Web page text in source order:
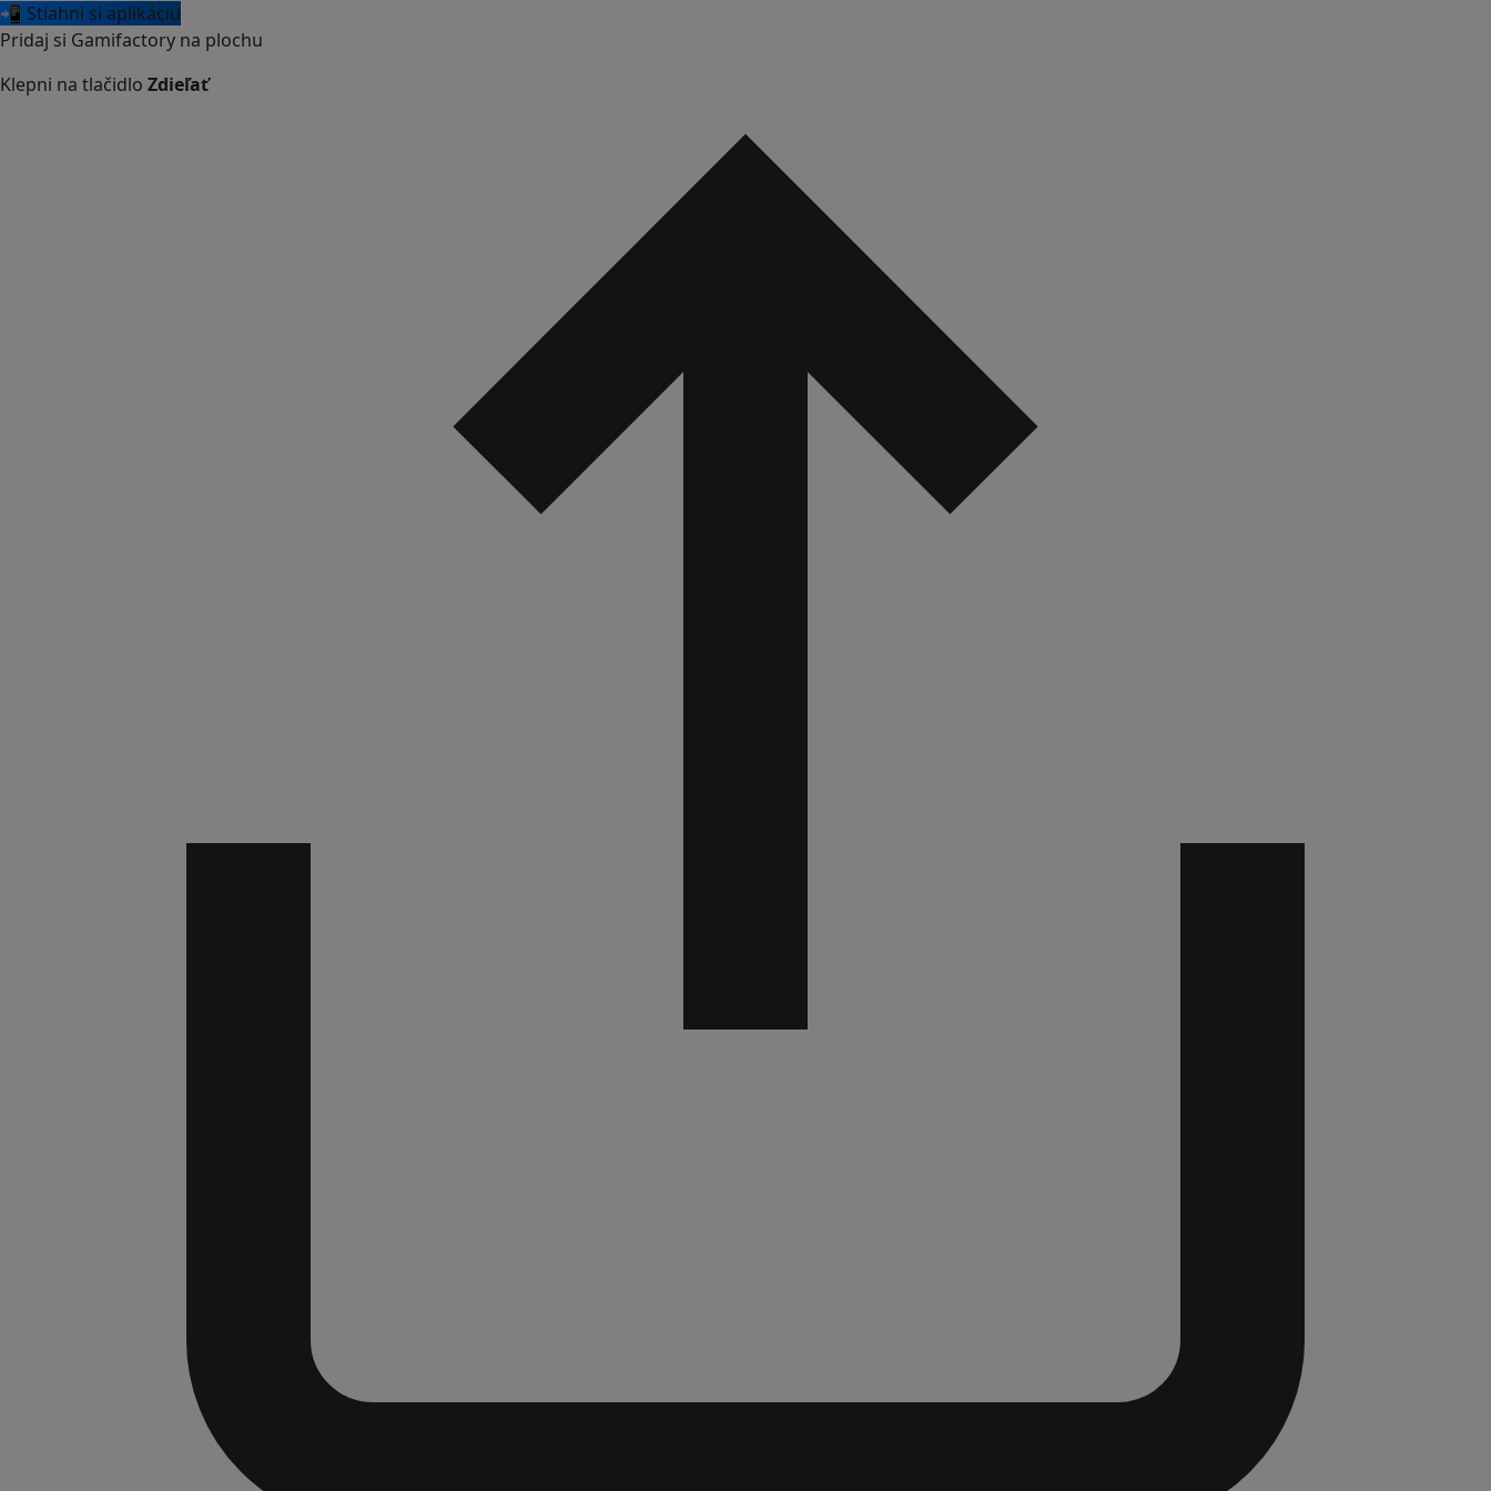
📲 Stiahni si aplikáciu
Pridaj si Gamifactory na plochu
Klepni na tlačidlo Zdieľať